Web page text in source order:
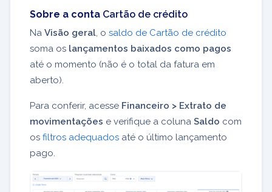
Sobre a conta Cartão de crédito
Na Visão geral , o saldo de Cartão de crédito
soma os lançamentos baixados como pagos
até o momento (não é o total da fatura em
aberto).
Para conferir, acesse Financeiro > Extrato de
movimentações e verifique a coluna Saldo com
os filtros adequados até o último lançamento
pago.